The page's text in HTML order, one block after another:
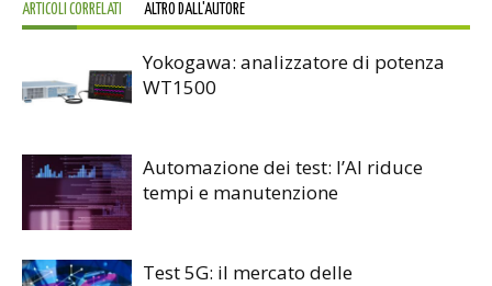
ARTICOLI CORRELATI ALTRO DALL'AUTORE
Yokogawa: analizzatore di potenza
WT1500
Automazione dei test: l’AI riduce
tempi e manutenzione
Test 5G: il mercato delle